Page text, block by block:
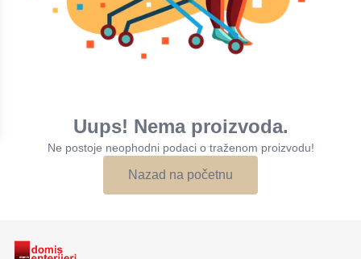
Uups! Nema proizvoda.
Ne postoje neophodni podaci o traženom proizvodu!
Nazad na početnu